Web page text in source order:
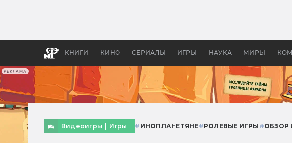
РЕКЛАМА
КНИГИ КИНО СЕРИАЛЫ ИГРЫ НАУКА МИРЫ
бы «Властелина колец»
Видеоигры Игры # ИНОПЛАНЕТЯНЕ#РОЛЕВЫЕ ИГРЫ #ОБЗОР